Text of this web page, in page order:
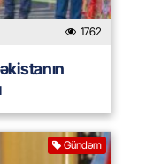
1762
Gündəm